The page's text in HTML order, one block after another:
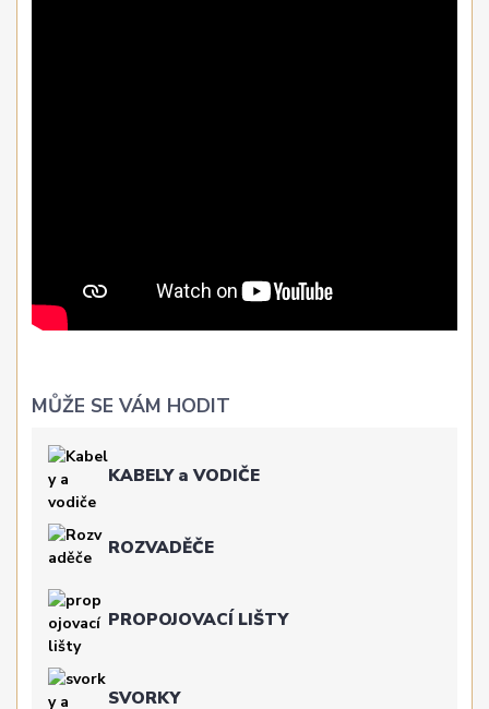
MŮŽE SE VÁM HODIT
KABELY a VODIČE
ROZVADĚČE
PROPOJOVACÍ LIŠTY
SVORKY